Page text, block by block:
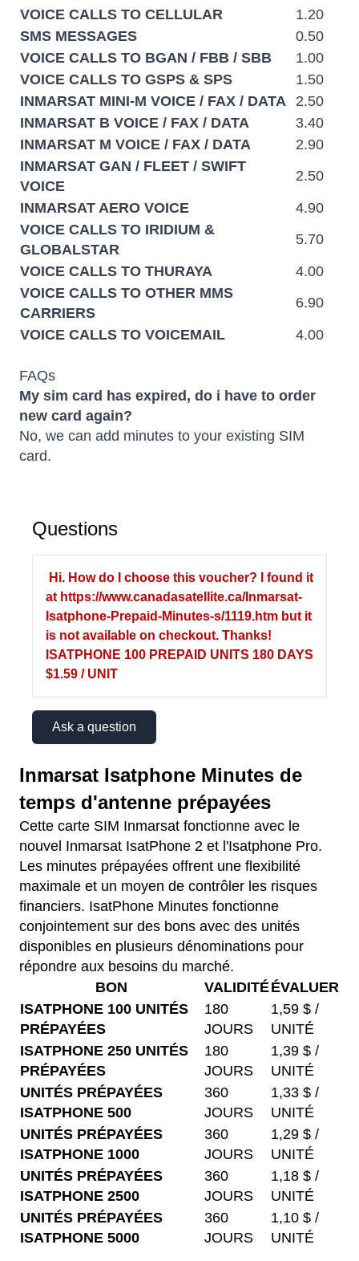
VOICE CALLS TO CELLULAR
1.20
SMS MESSAGES
0.50
VOICE CALLS TO BGAN / FBB / SBB
1.00
VOICE CALLS TO GSPS & SPS
1.50
INMARSAT MINI-M VOICE / FAX / DATA
2.50
INMARSAT B VOICE / FAX / DATA
3.40
INMARSAT M VOICE / FAX / DATA
2.90
INMARSAT GAN / FLEET / SWIFT
VOICE
2.50
INMARSAT AERO VOICE
4.90
VOICE CALLS TO IRIDIUM &
GLOBALSTAR
5.70
VOICE CALLS TO THURAYA
4.00
VOICE CALLS TO OTHER MMS
CARRIERS
6.90
VOICE CALLS TO VOICEMAIL
4.00
FAQs
My sim card has expired, do i have to order
new card again?
No, we can add minutes to your existing SIM
card.
Questions
Hi. How do I choose this voucher? I found it
at https://www.canadasatellite.ca/Inmarsat-
Isatphone-Prepaid-Minutes-s/1119.htm but it
is not available on checkout. Thanks!
ISATPHONE 100 PREPAID UNITS 180 DAYS
$1.59 / UNIT
Ask a question
Inmarsat Isatphone Minutes de
temps d'antenne prépayées
Cette carte SIM Inmarsat fonctionne avec le
nouvel Inmarsat IsatPhone 2 et l'Isatphone Pro.
Les minutes prépayées offrent une flexibilité
maximale et un moyen de contrôler les risques
financiers. IsatPhone Minutes fonctionne
conjointement sur des bons avec des unités
disponibles en plusieurs dénominations pour
répondre aux besoins du marché.
BON
VALIDITÉÉVALUER
ISATPHONE 100 UNITÉS
PRÉPAYÉES
180
JOURS
1,59 $ /
UNITÉ
ISATPHONE 250 UNITÉS
PRÉPAYÉES
180
JOURS
1,39 $ /
UNITÉ
UNITÉS PRÉPAYÉES
ISATPHONE 500
360
JOURS
1,33 $ /
UNITÉ
UNITÉS PRÉPAYÉES
ISATPHONE 1000
360
JOURS
1,29 $ /
UNITÉ
UNITÉS PRÉPAYÉES
ISATPHONE 2500
360
JOURS
1,18 $ /
UNITÉ
UNITÉS PRÉPAYÉES
ISATPHONE 5000
360
JOURS
1,10 $ /
UNITÉ